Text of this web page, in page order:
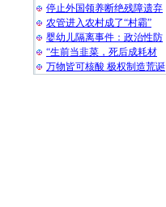
停止外国领养断绝残障遗弃
农管进入农村成了“村霸”
婴幼儿隔离事件：政治性防
“生前当韭菜，死后成耗材
万物皆可核酸 极权制造荒诞